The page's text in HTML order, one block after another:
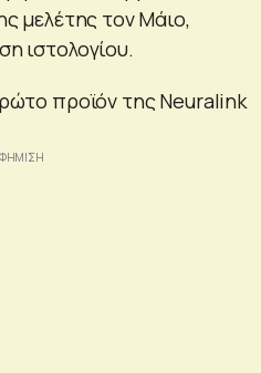
μελέτης τον Μάιο,
ιστολογίου.
προϊόν της Neuralink